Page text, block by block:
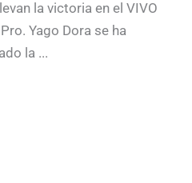
la victoria en el VIVO
Yago Dora se ha
la ...